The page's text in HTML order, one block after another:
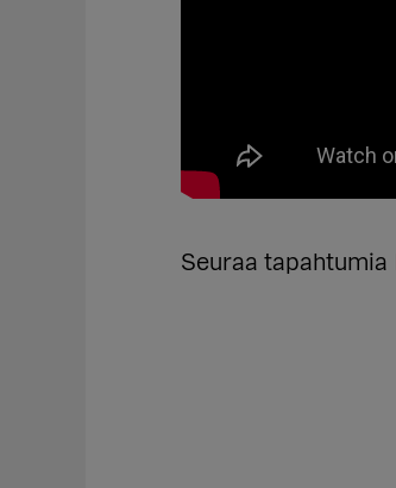
Seuraa tapahtumia